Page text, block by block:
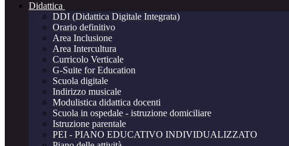
Didattica
DDI (Didattica Digitale Integrata)
Orario definitivo
Area Inclusione
Area Intercultura
Curricolo Verticale
G-Suite for Education
Scuola digitale
Indirizzo musicale
Modulistica didattica docenti
Scuola in ospedale - istruzione domiciliare
Istruzione parentale
PEI - PIANO EDUCATIVO INDIVIDUALIZZATO